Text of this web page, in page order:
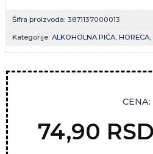
Šifra proizvoda: 3871137000013
Kategorije: ALKOHOLNA PIĆA, HORECA,
CENA:
74,90 RSD